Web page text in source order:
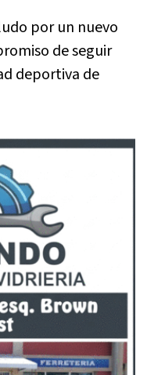
por un nuevo
de seguir
deportiva de